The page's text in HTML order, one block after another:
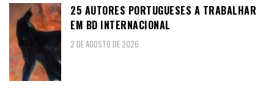
25 AUTORES PORTUGUESES A TRABALHAR
EM BD INTERNACIONAL
2 DE AGOSTO DE 2026